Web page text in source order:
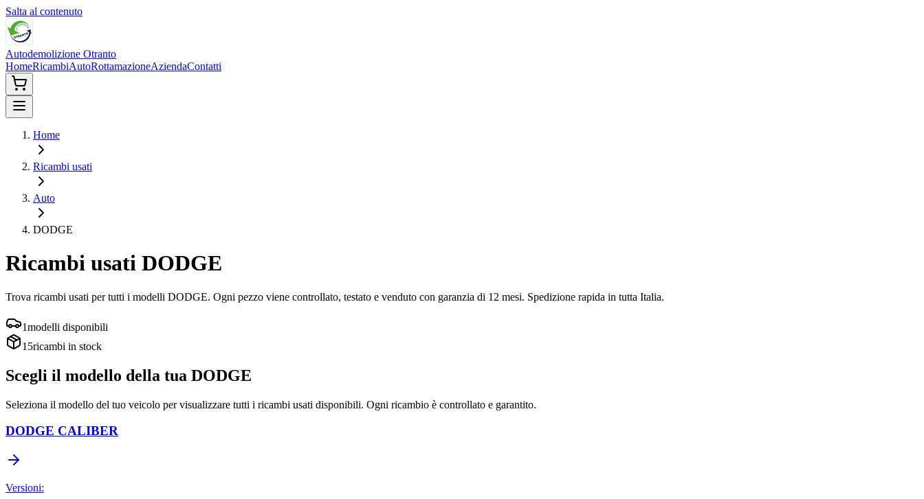
Salta al contenuto
Autodemolizione Otranto
HomeRicambiAutoRottamazioneAziendaContatti
Home
Ricambi usati
Auto
DODGE
Ricambi usati DODGE
Trova ricambi usati per tutti i modelli DODGE. Ogni pezzo viene controllato, testato e venduto con garanzia di 12 mesi. Spedizione rapida in tutta Italia.
1modelli disponibili
15ricambi in stock
Scegli il modello della tua DODGE
Seleziona il modello del tuo veicolo per visualizzare tutti i ricambi usati disponibili. Ogni ricambio è controllato e garantito.
DODGE CALIBER
Versioni: